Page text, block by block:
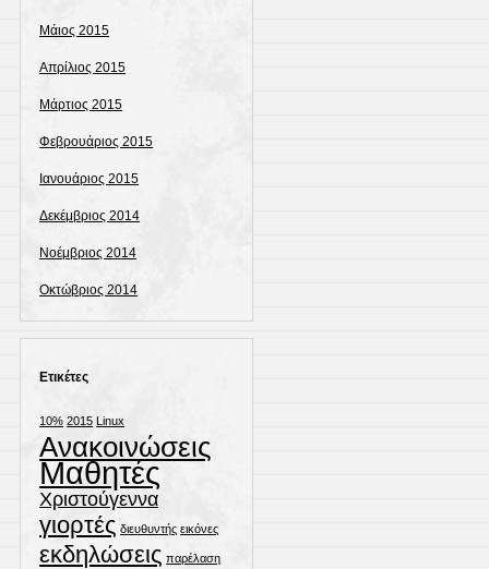
Μάιος 2015
Απρίλιος 2015
Μάρτιος 2015
Φεβρουάριος 2015
Ιανουάριος 2015
Δεκέμβριος 2014
Νοέμβριος 2014
Οκτώβριος 2014
Ετικέτες
10% 2015 Linux
Ανακοινώσεις
Μαθητές
Χριστούγεννα
γιορτές διευθυντής εικόνες
εκδηλώσεις παρέλαση